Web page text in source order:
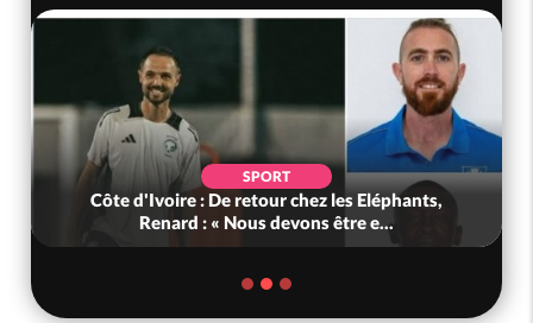
SPORT
Côte d'Ivoire : De retour chez les Eléphants,
Renard : « Nous devons être e...